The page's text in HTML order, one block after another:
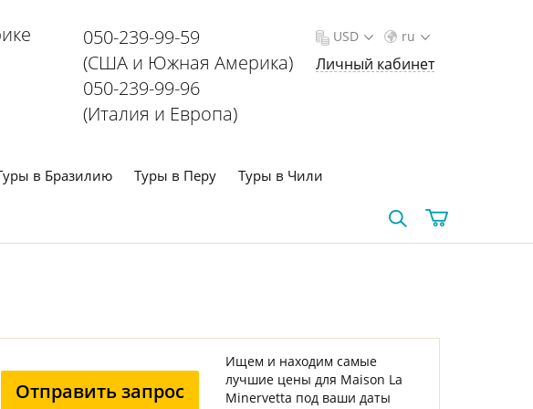
050-239-99-59
(США и Южная Америка)
050-239-99-96
(Италия и Европа)
ru
USD
Личный кабинет
в Бразилию Туры в Перу Туры в Чили
Отправить запрос
Ищем и находим самые
лучшие цены для Maison La
Minervetta под ваши даты